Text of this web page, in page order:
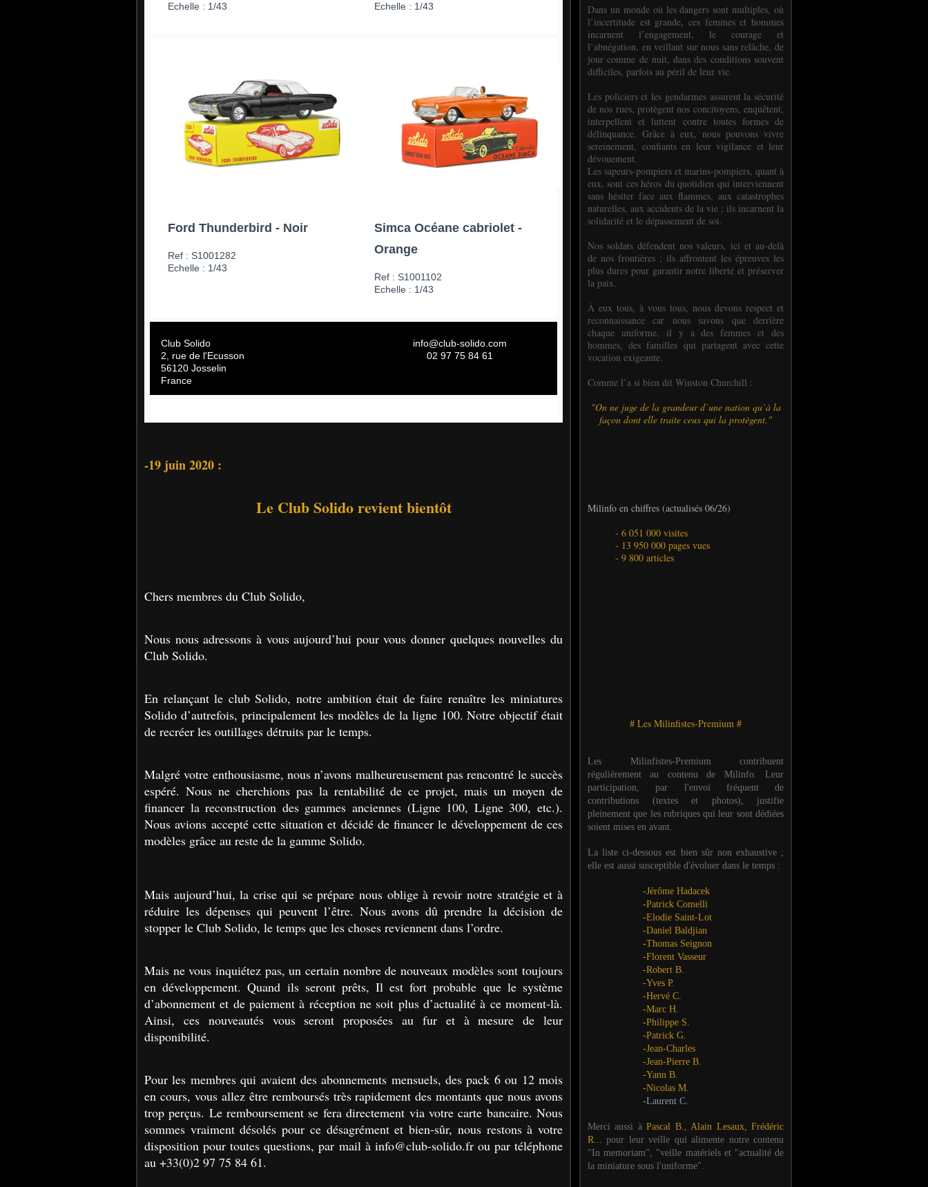
Echelle : 1/43
Echelle : 1/43
Ford Thunderbird - Noir
Ref : S1001282
Echelle : 1/43
Simca Océane cabriolet -
Orange
Ref : S1001102
Echelle : 1/43
Club Solido
2, rue de l'Ecusson
56120 Josselin
France
info@club-solido. com
02 97 75 84 61
-19 juin 2020 :
Le Club Solido revient bientôt
Chers membres du Club Solido,
Nous nous adressons à vous aujourd’hui pour vous donner quelques nouvelles du
Club Solido.
En relançant le club Solido, notre ambition était de faire renaître les miniatures
Solido d’autrefois, principalement les modèles de la ligne 100. Notre objectif était
de recréer les outillages détruits par le temps.
Malgré votre enthousiasme, nous n’avons malheureusement pas rencontré le succès
espéré. Nous ne cherchions pas la rentabilité de ce projet, mais un moyen de
financer la reconstruction des gammes anciennes (Ligne 100, Ligne 300, etc.).
Nous avions accepté cette situation et décidé de financer le développement de ces
modèles grâce au reste de la gamme Solido.
Mais aujourd’hui, la crise qui se prépare nous oblige à revoir notre stratégie et à
réduire les dépenses qui peuvent l’être. Nous avons dû prendre la décision de
stopper le Club Solido, le temps que les choses reviennent dans l’ordre.
Mais ne vous inquiétez pas, un certain nombre de nouveaux modèles sont toujours
en développement. Quand ils seront prêts, Il est fort probable que le système
d’abonnement et de paiement à réception ne soit plus d’actualité à ce moment-là.
Ainsi, ces nouveautés vous seront proposées au fur et à mesure de leur
disponibilité.
Pour les membres qui avaient des abonnements mensuels, des pack 6 ou 12 mois
en cours, vous allez être remboursés très rapidement des montants que nous avons
trop perçus. Le remboursement se fera directement via votre carte bancaire. Nous
sommes vraiment désolés pour ce désagrément et bien-sûr, nous restons à votre
disposition pour toutes questions, par mail à info@club-solido.fr ou par téléphone
au +33(0)2 97 75 84 61.
Dans un monde où les dangers sont multiples, où
l’incertitude est grande, ces femmes et hommes
incarnent l’engagement, le courage et
l’abnégation, en veillant sur nous sans relâche, de
jour comme de nuit, dans des conditions souvent
difficiles, parfois au péril de leur vie.
Les policiers et les gendarmes assurent la sécurité
de nos rues, protègent nos concitoyens, enquêtent,
interpellent et luttent contre toutes formes de
délinquance. Grâce à eux, nous pouvons vivre
sereinement, confiants en leur vigilance et leur
dévouement.
Les sapeurs-pompiers et marins-pompiers, quant à
eux, sont ces héros du quotidien qui interviennent
sans hésiter face aux flammes, aux catastrophes
naturelles, aux accidents de la vie ; ils incarnent la
solidarité et le dépassement de soi.
Nos soldats défendent nos valeurs, ici et au-delà
de nos frontières ; ils affrontent les épreuves les
plus dures pour garantir notre liberté et préserver
la paix.
À eux tous, à vous tous, nous devons respect et
reconnaissance car nous savons que derrière
chaque uniforme, il y a des femmes et des
hommes, des familles qui partagent avec cette
vocation exigeante.
Comme l’a si bien dit Winston Churchill :
"On ne juge de la grandeur d’une nation qu’à la
façon dont elle traite ceux qui la protègent."
Milinfo en chiffres (actualisés 06/26)
- 6 051 000 visites
- 13 950 000 pages vues
- 9 800 articles
# Les Milinfistes-Premium #
Les Milinfistes-Premium contribuent
régulièrement au contenu de Milinfo. Leur
participation, par l'envoi fréquent de
contributions (textes et photos), justifie
pleinement que les rubriques qui leur sont dédiées
soient mises en avant.
La liste ci-dessous est bien sûr non exhaustive ;
elle est aussi susceptible d'évoluer dans le temps :
-Jérôme Hadacek
-Patrick Comelli
-Elodie Saint-Lot
-Daniel Baldjian
-Thomas Seignon
-Florent Vasseur
-Robert B.
-Yves P.
-Hervé C.
-Marc H.
-Philippe S.
-Patrick G.
-Jean-Charles
-Jean-Pierre B.
-Yann B.
-Nicolas M.
-Laurent C.
Merci aussi àPascal B., Alain Lesaux, Frédéric
R...pour leur veille qui alimente notre contenu
"In memoriam", "veille matériels et "actualité de
la miniature sous l'uniforme".